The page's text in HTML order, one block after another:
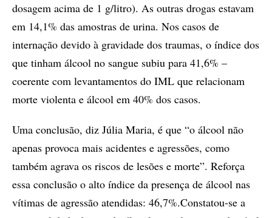
dosagem acima de 1 g/litro). As outras drogas estavam
em 14,1% das amostras de urina. Nos casos de
internação devido à gravidade dos traumas, o índice dos
que tinham álcool no sangue subiu para 41,6% –
coerente com levantamentos do IML que relacionam
morte violenta e álcool em 40% dos casos.
Uma conclusão, diz Júlia Maria, é que “o álcool não
apenas provoca mais acidentes e agressões, como
também agrava os riscos de lesões e morte”. Reforça
essa conclusão o alto índice da presença de álcool nas
vítimas de agressão atendidas: 46,7%.Constatou-se a